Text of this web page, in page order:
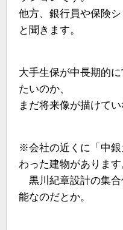
他方、銀行員や保険
と聞きます。
大手生保が中長期的
たいのか、
まだ将来像が描けて
※会社の近くに「中
わった建物があります
黒川紀章設計の集合
能なのだとか。